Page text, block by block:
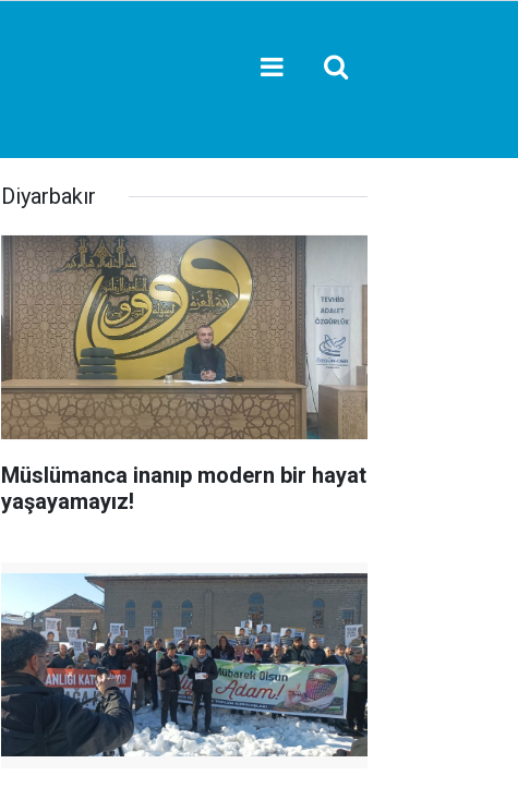
Diyarbakır
Müslümanca inanıp modern bir hayat
yaşayamayız!